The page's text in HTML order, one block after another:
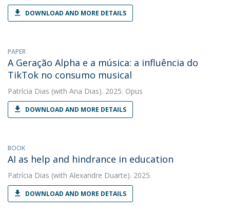
DOWNLOAD AND MORE DETAILS
PAPER
A Geração Alpha e a música: a influência do
TikTok no consumo musical
Patrícia Dias (with Ana Dias). 2025. Opus
DOWNLOAD AND MORE DETAILS
BOOK
AI as help and hindrance in education
Patrícia Dias (with Alexandre Duarte). 2025.
DOWNLOAD AND MORE DETAILS